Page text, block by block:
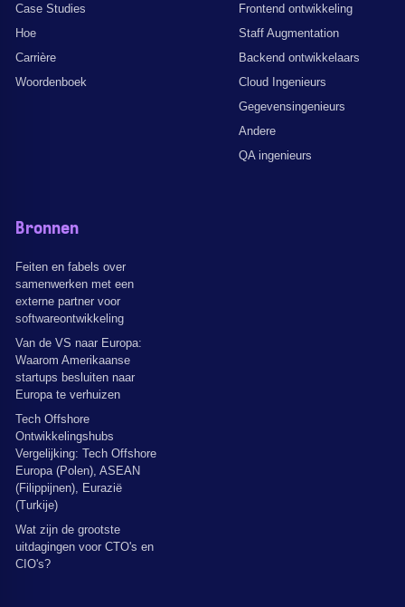
Case Studies
Hoe
Carrière
Woordenboek
Frontend ontwikkeling
Staff Augmentation
Backend ontwikkelaars
Cloud Ingenieurs
Gegevensingenieurs
Andere
QA ingenieurs
Bronnen
Feiten en fabels over
samenwerken met een
externe partner voor
softwareontwikkeling
Van de VS naar Europa:
Waarom Amerikaanse
startups besluiten naar
Europa te verhuizen
Tech Offshore
Ontwikkelingshubs
Vergelijking: Tech Offshore
Europa (Polen), ASEAN
(Filippijnen), Eurazië
(Turkije)
Wat zijn de grootste
uitdagingen voor CTO's en
CIO's?